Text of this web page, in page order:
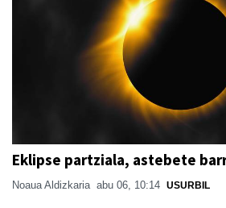
Eklipse partziala, astebete
Noaua Aldizkaria abu 06, 10:14 USURBIL